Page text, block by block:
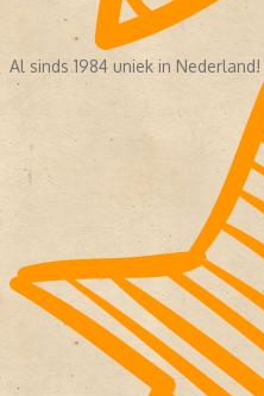
Al sinds 1984 uniek in Nederland!